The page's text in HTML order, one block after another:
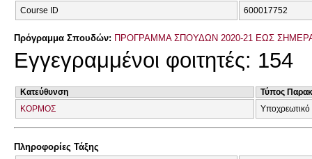
Course ID 600017752
Πρόγραμμα Σπουδών: ΠΡΟΓΡΑΜΜΑ ΣΠΟΥΔΩΝ 2020-21 ΕΩΣ
Εγγεγραμμένοι φοιτητές: 154
Κατεύθυνση
Τύπος
ΚΟΡΜΟΣ
Πληροφορίες Τάξης